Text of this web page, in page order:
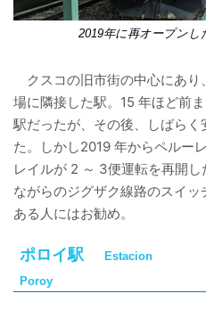
2019年に再オープン
クスコの旧市街の中心にあり
場に隣接した駅。15 年ほど前
駅だったが、その後、しばら
た。しかし2019 年からペルー
レイルが 2 ～ 3便運転を再開
ながらのジグザク線路のスイ
ある人にはお勧め。
ポロイ駅
Estacion
Poroy